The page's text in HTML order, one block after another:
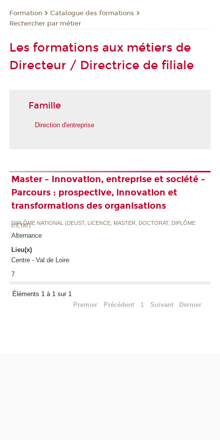
Formation
Catalogue des formations
Rechercher par métier
Les formations aux métiers de
Directeur / Directrice de filiale
Famille
Direction d'entreprise
Master - Innovation, entreprise et société -
Parcours : prospective, innovation et
transformations des organisations
DIPLÔME NATIONAL (DEUST, LICENCE, MASTER, DOCTORAT, DIPLÔME
D'ETAT)
Alternance
Lieu(x)
Centre - Val de Loire
7
Éléments 1 à 1 sur 1
Premier
Précédent 1 Suivant Dernier